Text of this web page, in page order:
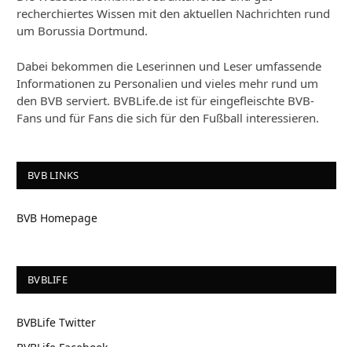
recherchiertes Wissen mit den aktuellen Nachrichten rund
um Borussia Dortmund.
Dabei bekommen die Leserinnen und Leser umfassende
Informationen zu Personalien und vieles mehr rund um
den BVB serviert. BVBLife.de ist für eingefleischte BVB-
Fans und für Fans die sich für den Fußball interessieren.
BVB LINKS
BVB Homepage
BVBLIFE
BVBLife Twitter